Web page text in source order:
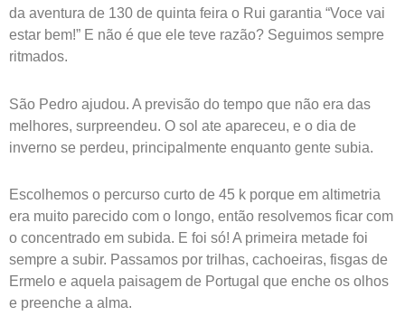
da aventura de 130 de quinta feira o Rui garantia “Voce vai
estar bem!” E não é que ele teve razão? Seguimos sempre
ritmados.
São Pedro ajudou. A previsão do tempo que não era das
melhores, surpreendeu. O sol ate apareceu, e o dia de
inverno se perdeu, principalmente enquanto gente subia.
Escolhemos o percurso curto de 45 k porque em altimetria
era muito parecido com o longo, então resolvemos ficar com
o concentrado em subida. E foi só! A primeira metade foi
sempre a subir. Passamos por trilhas, cachoeiras, fisgas de
Ermelo e aquela paisagem de Portugal que enche os olhos
e preenche a alma.